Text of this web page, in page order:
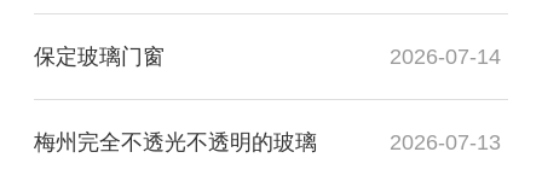
保定玻璃门窗 2026-07-14
梅州完全不透光不透明的玻璃 2026-07-13